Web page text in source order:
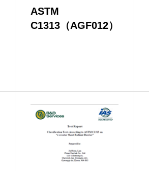
ASTM
C1313（AGF012）